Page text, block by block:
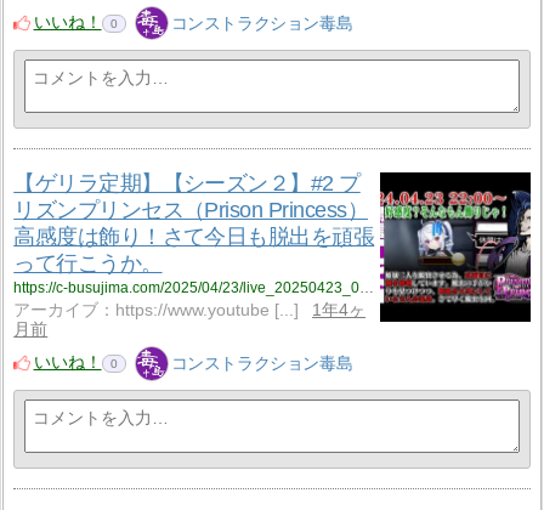
いいね！
0 コンストラクション毒島
【ゲリラ定期】【シーズン２】#2 プ
リズンプリンセス（Prison Princess）
高感度は飾り！さて今日も脱出を頑張
って行こうか。
https://c-busujima.com/2025/04/23/live_20250423_001/
アーカイブ：https://www.youtube [...]
1年4ヶ
月前
いいね！
0 コンストラクション毒島